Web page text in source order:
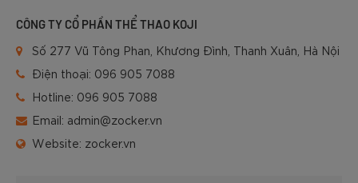
CÔNG TY CỔ PHẦN THỂ THAO KOJI
Số 277 Vũ Tông Phan, Khương Đình, Thanh Xuân, Hà Nội
Điện thoại: 096 905 7088
Hotline: 096 905 7088
Email: admin@zocker.vn
Website: zocker.vn